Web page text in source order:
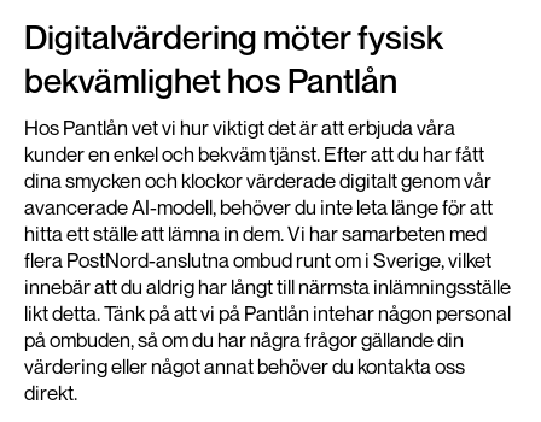
Digitalvärdering möter fysisk
bekvämlighet hos Pantlån
Hos Pantlån vet vi hur viktigt det är att erbjuda våra
kunder en enkel och bekväm tjänst. Efter att du har fått
dina smycken och klockor värderade digitalt genom vår
avancerade AI-modell, behöver du inte leta länge för att
hitta ett ställe att lämna in dem. Vi har samarbeten med
flera PostNord-anslutna ombud runt om i Sverige, vilket
innebär att du aldrig har långt till närmsta inlämningsställe
likt detta. Tänk på att vi på Pantlån intehar någon personal
på ombuden, så om du har några frågor gällande din
värdering eller något annat behöver du kontakta oss
direkt.